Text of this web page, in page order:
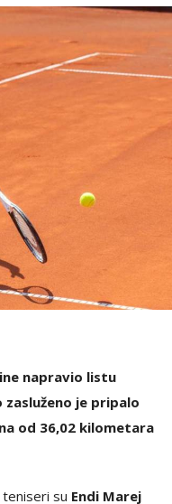
napravio listu
je pripalo
od 36,02 kilometara
teniseri su Endi Marej